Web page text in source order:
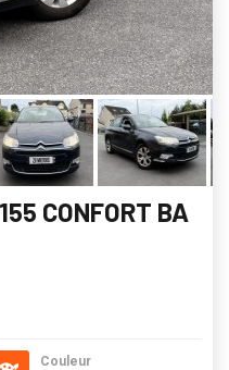
CONFORT BA
Couleur